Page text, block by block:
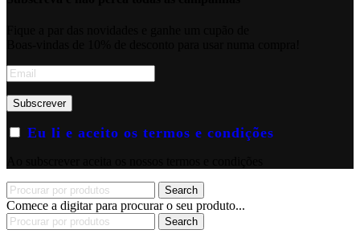
Eu li e aceito os termos e condições
Search
Comece a digitar para procurar o seu produto...
Search